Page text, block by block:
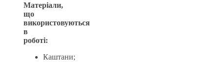
Матеріали,
що
використовуються
в
роботі:
Каштани;